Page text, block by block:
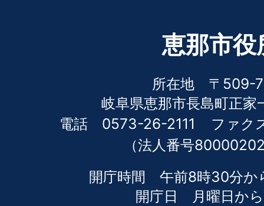
恵那市役
所在地 〒509-
岐阜県恵那市長島町正家
電話 0573-26-2111
ファ
（法人番号
開庁時間 午前8時30分か
開庁日 月曜日か